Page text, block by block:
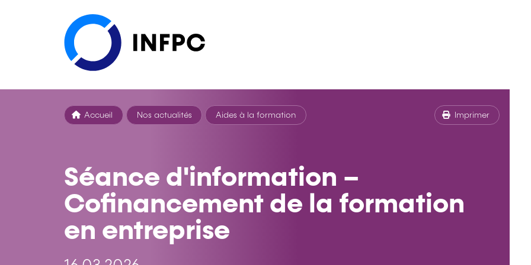
Accueil Nos actualités Aides à la formation Imprimer
Séance d'information –
Cofinancement de la formation
en entreprise